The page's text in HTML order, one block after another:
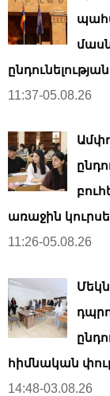
11:37-05.08.26
առաջին
11:26-05.08.26
հիմնական
14:48-03.08.26